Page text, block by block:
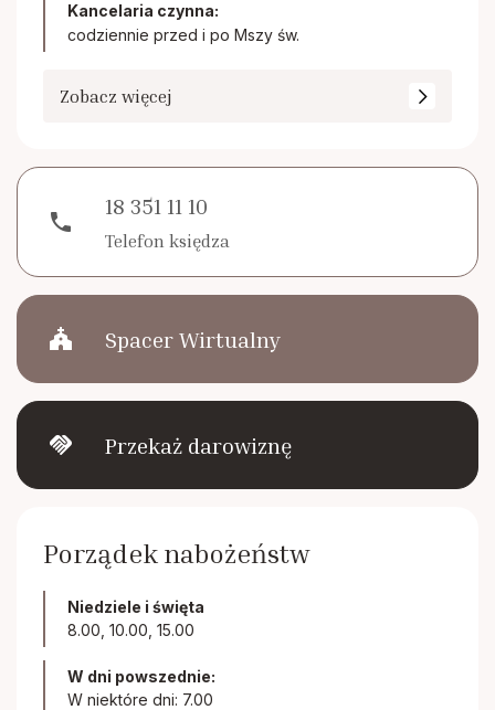
Kancelaria czynna:
codziennie przed i po Mszy św.
Zobacz więcej
phone
18 351 11 10
Telefon księdza
church Spacer Wirtualny
handshake Przekaż darowiznę
Porządek nabożeństw
Niedziele i święta
8.00, 10.00, 15.00
W dni powszednie:
W niektóre dni: 7.00